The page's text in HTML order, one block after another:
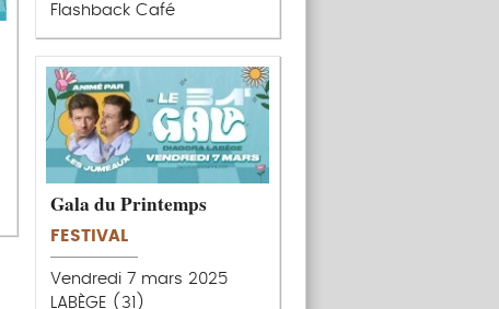
Flashback Café
Gala du Printemps
FESTIVAL
Vendredi 7 mars 2025
LABÈGE (31)